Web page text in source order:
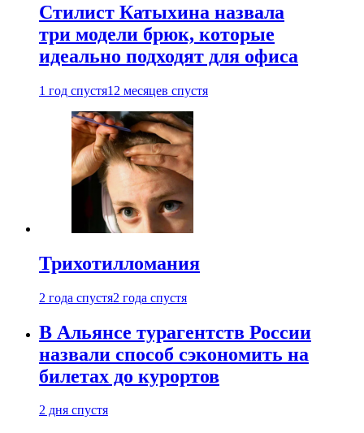
Стилист Катыхина назвала
три модели брюк, которые
идеально подходят для офиса
1 год спустя12 месяцев спустя
Трихотилломания
2 года спустя2 года спустя
В Альянсе турагентств России
назвали способ сэкономить на
билетах до курортов
2 дня спустя